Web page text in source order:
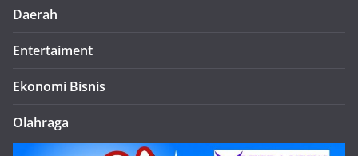
Daerah
Entertaiment
Ekonomi Bisnis
Olahraga